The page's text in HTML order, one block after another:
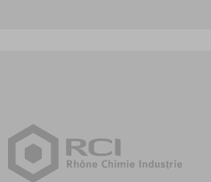
En savoir plus